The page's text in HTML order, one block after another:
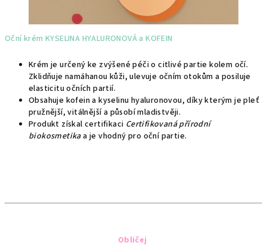
Oční krém KYSELINA HYALURONOVÁ a KOFEIN
Krém je určený ke zvýšené péči o citlivé partie kolem očí.
Zklidňuje namáhanou kůži, ulevuje očním otokům a posiluje
elasticitu očních partií.
Obsahuje kofein a kyselinu hyaluronovou, díky kterým je pleť
pružnější, vitálnější a působí mladistvěji.
Produkt získal certifikaci Certifikovaná přírodní
biokosmetikaa je vhodný pro oční partie.
Obličej